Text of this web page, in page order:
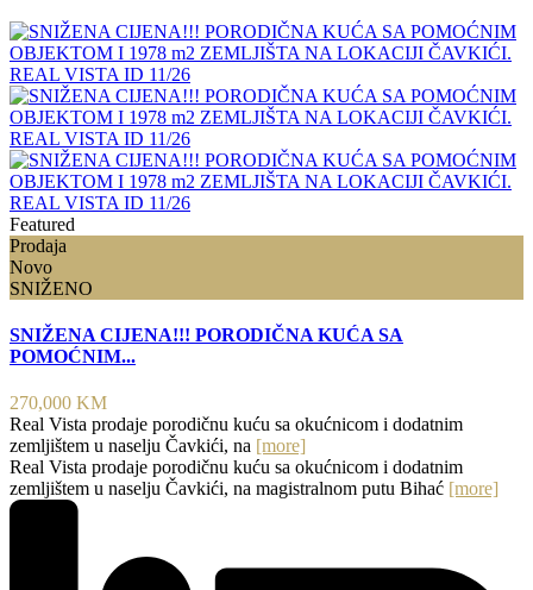
Featured
Prodaja
Novo
SNIŽENO
SNIŽENA CIJENA!!! PORODIČNA KUĆA SA
POMOĆNIM...
270,000 KM
Real Vista prodaje porodičnu kuću sa okućnicom i dodatnim
zemljištem u naselju Čavkići, na [more]
Real Vista prodaje porodičnu kuću sa okućnicom i dodatnim
zemljištem u naselju Čavkići, na magistralnom putu Bihać [more]